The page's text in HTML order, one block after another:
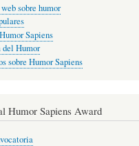
sobre humor
Sapiens
del Humor
sobre Humor Sapiens
Humor Sapiens Award